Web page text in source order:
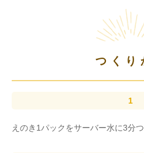
つくり
えのき1パックをサーバー水に3分